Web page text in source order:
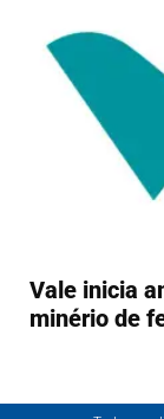
Vale inicia
minério de